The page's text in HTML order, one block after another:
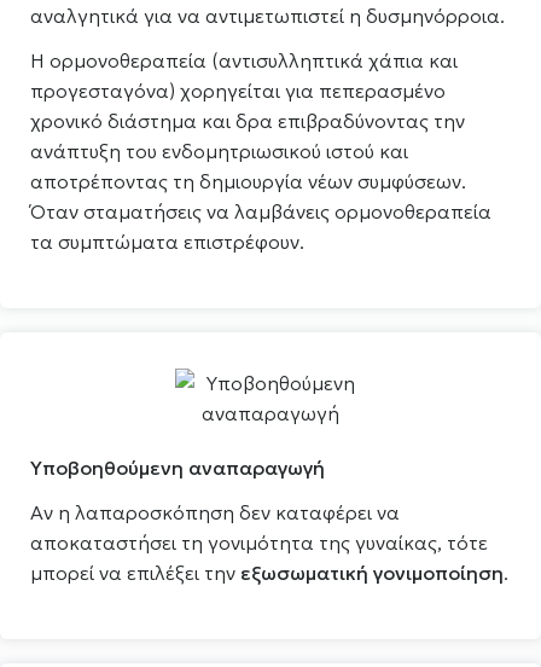
αναλγητικά για να αντιμετωπιστεί η δυσμηνόρροια.
Η ορμονοθεραπεία (αντισυλληπτικά χάπια και
προγεσταγόνα) χορηγείται για πεπερασμένο
χρονικό διάστημα και δρα επιβραδύνοντας την
ανάπτυξη του ενδομητριωσικού ιστού και
αποτρέποντας τη δημιουργία νέων συμφύσεων.
Όταν σταματήσεις να λαμβάνεις ορμονοθεραπεία
τα συμπτώματα επιστρέφουν.
Υποβοηθούμενη αναπαραγωγή
Αν η λαπαροσκόπηση δεν καταφέρει να
αποκαταστήσει τη γονιμότητα της γυναίκας, τότε
μπορεί να επιλέξει την εξωσωματική γονιμοποίηση.